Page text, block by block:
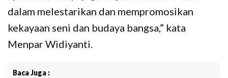
dalam melestarikan dan mempromosikan
kekayaan seni dan budaya bangsa,” kata
Menpar Widiyanti.
Baca Juga :